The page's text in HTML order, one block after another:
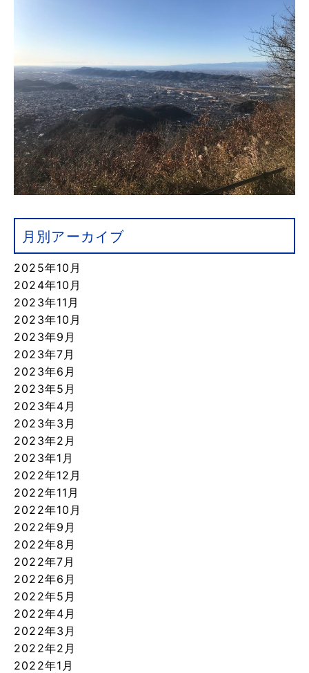
月別アーカイブ
2025年10月
2024年10月
2023年11月
2023年10月
2023年9月
2023年7月
2023年6月
2023年5月
2023年4月
2023年3月
2023年2月
2023年1月
2022年12月
2022年11月
2022年10月
2022年9月
2022年8月
2022年7月
2022年6月
2022年5月
2022年4月
2022年3月
2022年2月
2022年1月